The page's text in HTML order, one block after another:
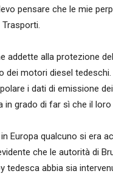
pensare che le mie
addette alla protezione
dei motori diesel
i dati di emissione
in grado di far sì che il
Europa qualcuno si era
che le autorità di
tedesca abbia sia